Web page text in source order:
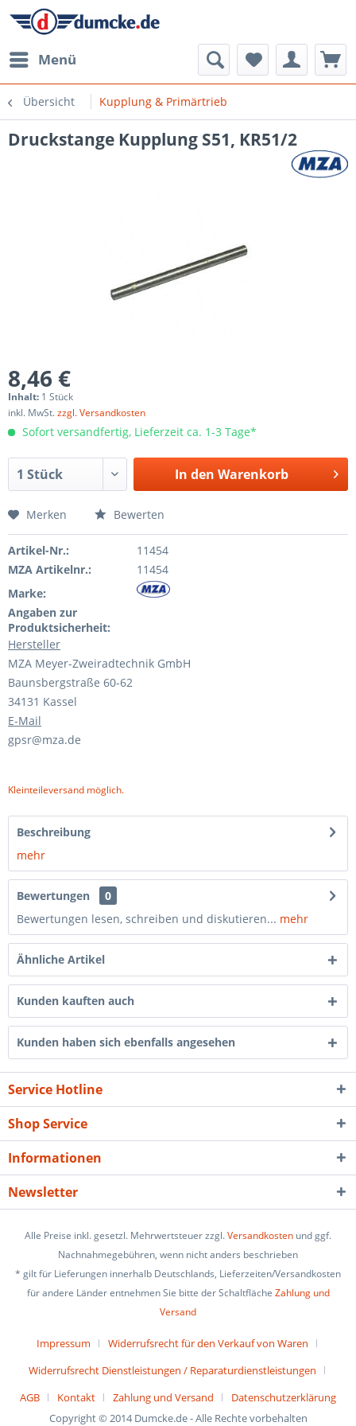
Menü
Übersicht Kupplung & Primärtrieb
Druckstange Kupplung S51, KR51/2
8,46 €
Inhalt: 1 Stück
inkl. MwSt.zzgl. Versandkosten
Sofort versandfertig, Lieferzeit ca. 1-3 Tage*
In den Warenkorb
Merken Bewerten
Artikel-Nr.:
11454
MZA Artikelnr.:
11454
Marke:
Angaben zur
Produktsicherheit:
Hersteller
MZA Meyer-Zweiradtechnik GmbH
Baunsbergstraße 60-62
34131 Kassel
E-Mail
gpsr@mza.de
Kleinteileversand möglich.
Beschreibung
mehr
Bewertungen
0
Bewertungen lesen, schreiben und diskutieren... mehr
Ähnliche Artikel
Kunden kauften auch
Kunden haben sich ebenfalls angesehen
Service Hotline
Shop Service
Informationen
Newsletter
Alle Preise inkl. gesetzl. Mehrwertsteuer zzgl.Versandkosten und ggf.
Nachnahmegebühren, wenn nicht anders beschrieben
* gilt für Lieferungen innerhalb Deutschlands, Lieferzeiten/Versandkosten
für andere Länder entnehmen Sie bitte der Schaltfläche Zahlung und
Versand
Impressum
Widerrufsrecht für den Verkauf von Waren
Widerrufsrecht Dienstleistungen / Reparaturdienstleistungen
AGB
Kontakt Zahlung und Versand
Datenschutzerklärung
Copyright © 2014 Dumcke.de - Alle Rechte vorbehalten